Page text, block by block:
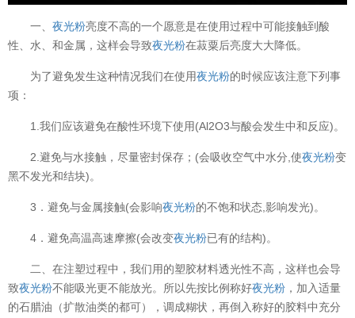
一、 夜光粉亮度不高的一个愿意是在使用过程中可能接触到酸
性、水、和金属，这样会导致夜光粉在菽粟后亮度大大降低。
为了避免发生这种情况我们在使用夜光粉的时候应该注意下列事
项：
1.我们应该避免在酸性环境下使用(Al2O3与酸会发生中和反应)。
2.避免与水接触，尽量密封保存；(会吸收空气中水分,使夜光粉变
黑不发光和结块)。
3．避免与金属接触(会影响夜光粉的不饱和状态,影响发光)。
4．避免高温高速摩擦(会改变夜光粉已有的结构)。
二、在注塑过程中，我们用的塑胶材料透光性不高，这样也会导
致夜光粉不能吸光更不能放光。所以先按比例称好夜光粉 ，加入适量
的石腊油（扩散油类的都可），调成糊状，再倒入称好的胶料中充分